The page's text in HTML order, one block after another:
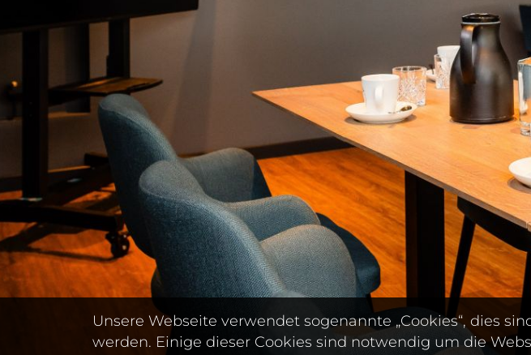
Unsere Webseite verwendet sogenannte „Cookies“, dies
werden. Einige dieser Cookies sind notwendig um die